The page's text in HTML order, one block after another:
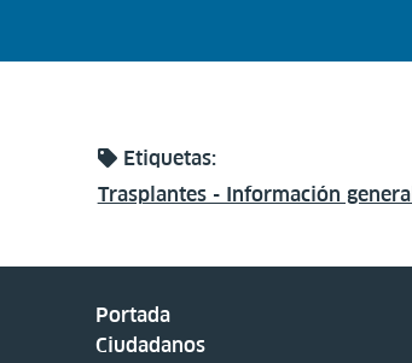
Etiquetas:
Trasplantes - Información general
Portada
Ciudadanos